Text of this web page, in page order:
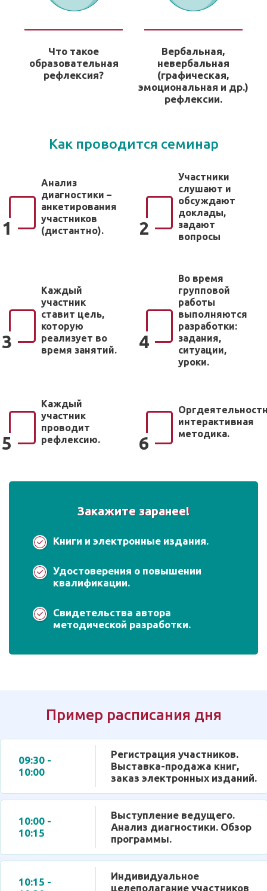
Что такое
образовательная
рефлексия?
Вербальная,
невербальная
(графическая,
эмоциональная и др.)
рефлексии.
Как проводится семинар
1
Анализ
диагностики –
анкетирования
участников
(дистантно).
2
Участники
слушают и
обсуждают
доклады,
задают
вопросы
3
Каждый
участник
ставит цель,
которую
реализует во
время занятий.
4
Во время
групповой
работы
выполняются
разработки:
задания,
ситуации,
уроки.
5
Каждый
участник
проводит
рефлексию.
6
интерактивная
методика.
Закажите заранее!
Книги и электронные издания.
Удостоверения о повышении
квалификации.
Свидетельства автора
методической разработки.
Пример расписания дня
09:30 -
10:00
Регистрация участников.
Выставка-продажа книг,
заказ электронных изданий.
10:00 -
10:15
Выступление ведущего.
Анализ диагностики. Обзор
программы.
10:15 -
Индивидуальное
целеполагание участников